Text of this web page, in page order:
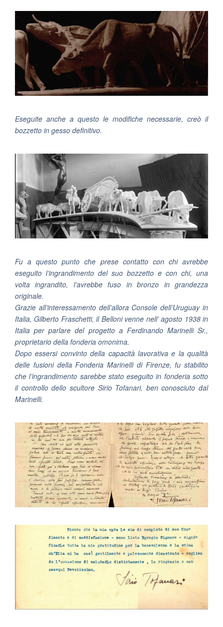
Eseguite anche a questo le modifiche necessarie, creò il
bozzetto in gesso definitivo.
Fu a questo punto che prese contatto con chi avrebbe
eseguito l’ingrandimento del suo bozzetto e con chi, una
volta ingrandito, l’avrebbe fuso in bronzo in grandezza
originale.
Grazie all’interessamento dell’allora Console dell’Uruguay in
Italia, Gilberto Fraschetti, il Belloni venne nell’ agosto 1938 in
Italia per parlare del progetto a Ferdinando Marinelli Sr.,
proprietario della fonderia omonima.
Dopo essersi convinto della capacità lavorativa e la qualità
delle fusioni della Fonderia Marinelli di Firenze, fu stabilito
che l’ingrandimento sarebbe stato eseguito in fonderia sotto
il controllo dello scultore Sirio Tofanari, ben conosciuto dal
Marinelli.